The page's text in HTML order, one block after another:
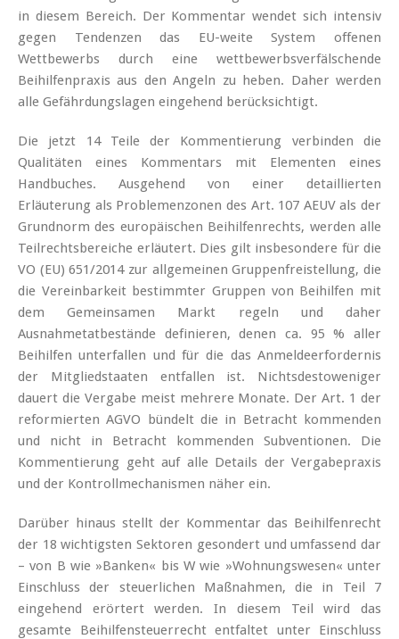
in diesem Bereich. Der Kommentar wendet sich intensiv
gegen Tendenzen das EU-weite System offenen
Wettbewerbs durch eine wettbewerbsverfälschende
Beihilfenpraxis aus den Angeln zu heben. Daher werden
alle Gefährdungslagen eingehend berücksichtigt.
Die jetzt 14 Teile der Kommentierung verbinden die
Qualitäten eines Kommentars mit Elementen eines
Handbuches. Ausgehend von einer detaillierten
Erläuterung als Problemenzonen des Art. 107 AEUV als der
Grundnorm des europäischen Beihilfenrechts, werden alle
Teilrechtsbereiche erläutert. Dies gilt insbesondere für die
VO (EU) 651/2014 zur allgemeinen Gruppenfreistellung, die
die Vereinbarkeit bestimmter Gruppen von Beihilfen mit
dem Gemeinsamen Markt regeln und daher
Ausnahmetatbestände definieren, denen ca. 95 % aller
Beihilfen unterfallen und für die das Anmeldeerfordernis
der Mitgliedstaaten entfallen ist. Nichtsdestoweniger
dauert die Vergabe meist mehrere Monate. Der Art. 1 der
reformierten AGVO bündelt die in Betracht kommenden
und nicht in Betracht kommenden Subventionen. Die
Kommentierung geht auf alle Details der Vergabepraxis
und der Kontrollmechanismen näher ein.
Darüber hinaus stellt der Kommentar das Beihilfenrecht
der 18 wichtigsten Sektoren gesondert und umfassend dar
– von B wie »Banken« bis W wie »Wohnungswesen« unter
Einschluss der steuerlichen Maßnahmen, die in Teil 7
eingehend erörtert werden. In diesem Teil wird das
gesamte Beihilfensteuerrecht entfaltet unter Einschluss